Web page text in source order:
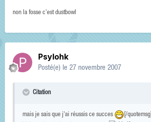
non la fosse c'est dustbowl
Psylohk
Posté(e) le 27 novembre 2007
Citation
mais je sais que j'ai réussis ce succes
[/quotemsg]